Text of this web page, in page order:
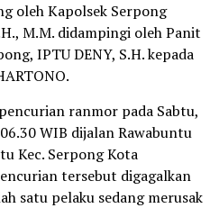
oleh Kapolsek Serpong
M.M. didampingi oleh Panit
IPTU DENY, S.H. kepada
ranmor pada Sabtu,
WIB dijalan Rawabuntu
Kec. Serpong Kota
tersebut digagalkan
satu pelaku sedang merusak